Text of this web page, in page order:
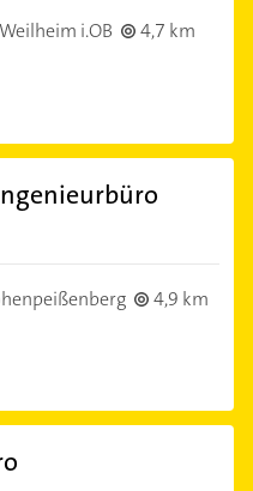
i.OB
4,7 km
4,9 km